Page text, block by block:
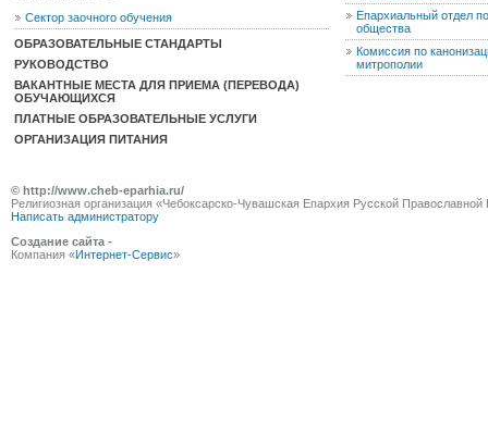
Сектор заочного обучения
ОБРАЗОВАТЕЛЬНЫЕ СТАНДАРТЫ
РУКОВОДСТВО
ВАКАНТНЫЕ МЕСТА ДЛЯ ПРИЕМА (ПЕРЕВОДА)
ОБУЧАЮЩИХСЯ
ПЛАТНЫЕ ОБРАЗОВАТЕЛЬНЫЕ УСЛУГИ
ОРГАНИЗАЦИЯ ПИТАНИЯ
Епархиальный отдел
общества
Комиссия по
митрополии
© http://www.cheb-eparhia.ru/
Религиозная организация «Чебоксарско-Чувашская Епархия Русской
Написать администратору
Создание сайта -
Компания «Интернет-Сервис»